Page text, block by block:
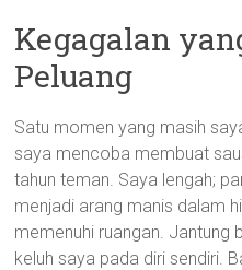
Kegagalan
Peluang
Satu momen yang masih
saya mencoba membuat
tahun teman. Saya lengah;
menjadi arang manis dalam
memenuhi ruangan. Jantung
keluh saya pada diri sendiri.